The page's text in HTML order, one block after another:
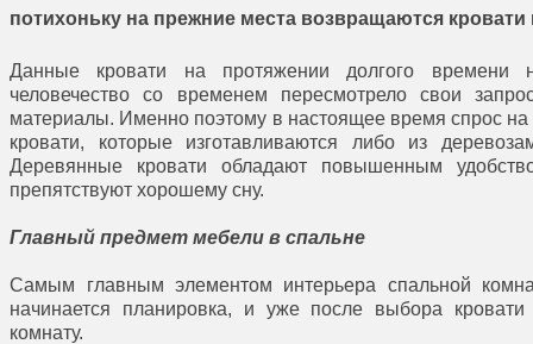
потихоньку на прежние места возвращаются кровати
Данные кровати на протяжении долгого времени
человечество со временем пересмотрело свои
материалы. Именно поэтому в настоящее время спрос
кровати, которые изготавливаются либо из
Деревянные кровати обладают повышенным
препятствуют хорошему сну.
Главный предмет мебели в спальне
Самым главным элементом интерьера спальной
начинается планировка, и уже после выбора
комнату.